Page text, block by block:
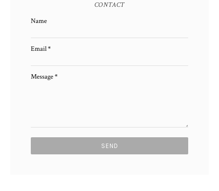
CONTACT
Name
Email*
Message*